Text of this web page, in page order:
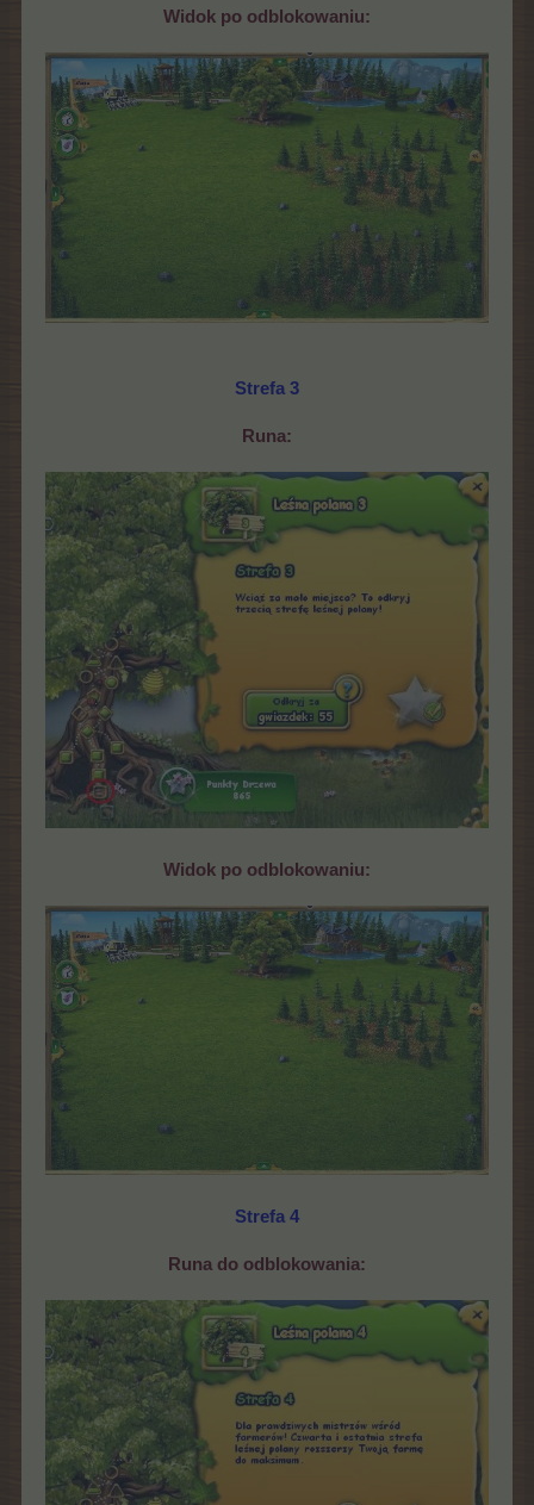
Widok po odblokowaniu:
Strefa 3
Runa:
Widok po odblokowaniu:
Strefa 4
Runa do odblokowania: